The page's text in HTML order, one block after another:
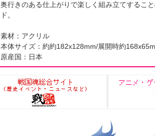
奥行きのある仕上がりで楽しく組み立てするこ
ド。
素材：アクリル
本体サイズ：約約182x128mm/展開時約
原産国：日本